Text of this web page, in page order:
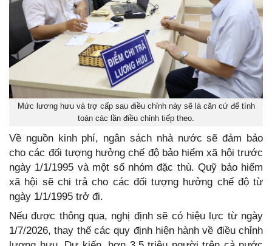
Mức lương hưu và trợ cấp sau điều chỉnh này sẽ là căn cứ để tính
toán các lần điều chỉnh tiếp theo.
Về nguồn kinh phí, ngân sách nhà nước sẽ đảm bảo
cho các đối tượng hưởng chế độ bảo hiểm xã hội trước
ngày 1/1/1995 và một số nhóm đặc thù. Quỹ bảo hiểm
xã hội sẽ chi trả cho các đối tượng hưởng chế độ từ
ngày 1/1/1995 trở đi.
Nếu được thông qua, nghị định sẽ có hiệu lực từ ngày
1/7/2026, thay thế các quy định hiện hành về điều chỉnh